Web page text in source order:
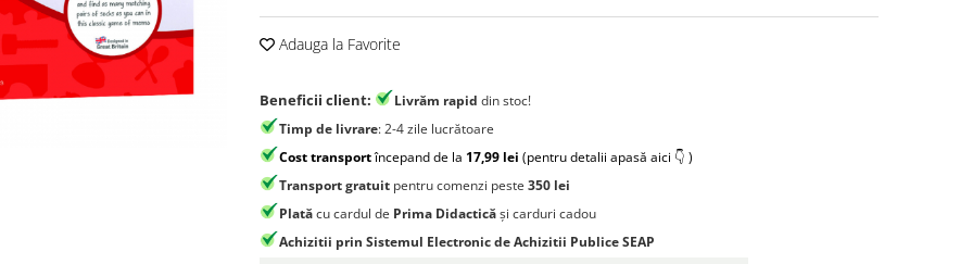
Adauga la Favorite
Beneficii client: Livrăm rapid din stoc!
Timp de livrare: 2-4 zile lucrătoare
Cost transportîncepand de la 17,99 lei (pentru detalii apasă aici 👇 )
Transport gratuit pentru comenzi peste 350 lei
Platăcu cardul de Prima Didacticăși carduri cadou
Achizitii prin Sistemul Electronic de Achizitii Publice SEAP